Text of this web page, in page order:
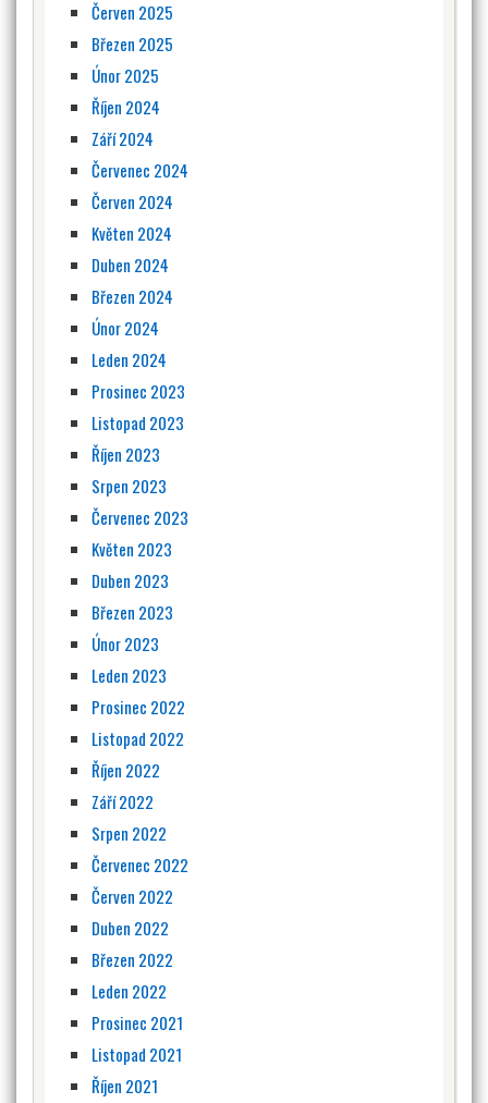
Červen 2025
Březen 2025
Únor 2025
Říjen 2024
Září 2024
Červenec 2024
Červen 2024
Květen 2024
Duben 2024
Březen 2024
Únor 2024
Leden 2024
Prosinec 2023
Listopad 2023
Říjen 2023
Srpen 2023
Červenec 2023
Květen 2023
Duben 2023
Březen 2023
Únor 2023
Leden 2023
Prosinec 2022
Listopad 2022
Říjen 2022
Září 2022
Srpen 2022
Červenec 2022
Červen 2022
Duben 2022
Březen 2022
Leden 2022
Prosinec 2021
Listopad 2021
Říjen 2021